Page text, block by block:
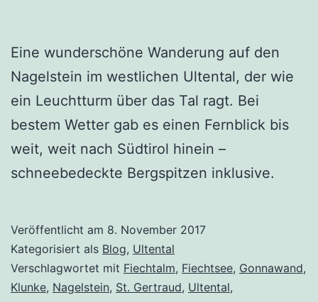
Eine wunderschöne Wanderung auf den
Nagelstein im westlichen Ultental, der wie
ein Leuchtturm über das Tal ragt. Bei
bestem Wetter gab es einen Fernblick bis
weit, weit nach Südtirol hinein –
schneebedeckte Bergspitzen inklusive.
Veröffentlicht am 8. November 2017
Kategorisiert als Blog, Ultental
Verschlagwortet mit Fiechtalm, Fiechtsee, Gonnawand,
Klunke, Nagelstein, St. Gertraud, Ultental,